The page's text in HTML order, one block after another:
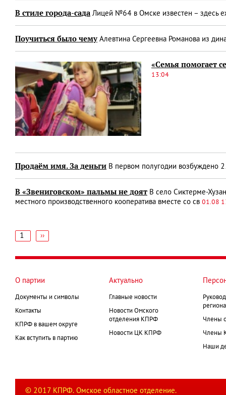
В стиле города-сада Лицей №64 в Омске известен – здесь
Поучиться было чемуАлевтина Сергеевна Романова из
«Семья помогает
13:04
Продаём имя. За деньги В первом полугодии возбуждено
В «Звениговском» пальмы не доят В село Сиктерме-
местного производственного кооператива вместе со св 01.08
страниц
1
Следующая
››
О партии
Документы и символы
Контакты
КПРФ в вашем округе
Как вступить в партию
Актуально
Главные новости
Новости Омского
отделения КПРФ
Новости ЦК КПРФ
Члены
Члены
Наши
© 2017 КПРФ. Омское областное отделение.